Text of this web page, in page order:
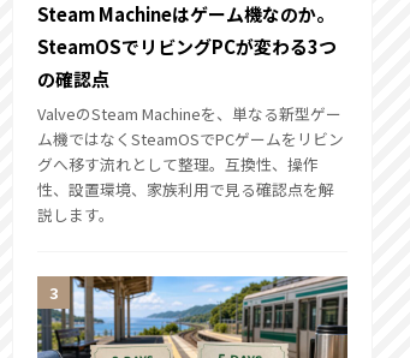
Steam Machineはゲーム機なのか。
SteamOSでリビングPCが変わる3つ
の確認点
ValveのSteam Machineを、単なる新型ゲー
ム機ではなくSteamOSでPCゲームをリビン
グへ移す流れとして整理。互換性、操作
性、設置環境、家族利用で見る確認点を解
説します。